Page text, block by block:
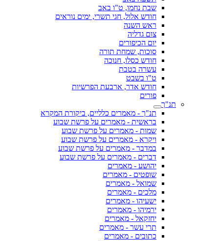
שבת נחמו, ט"ו באב
חודש אלול, חגי תשרי, ימים נוראים
ראש השנה
צום גדליה
יום הכיפורים
סוכות, שמחת תורה
חודש כסלו, חנוכה
עשרה בטבת
ט"ו בשבט
חודש אדר, ארבעת הפרשיות
פורים
תנ"ך
תנ"ך - מאמרים כלליים, ביקורת המקרא
בראשית - מאמרים על פרשת שבוע
שמות - מאמרים על פרשת שבוע
ויקרא - מאמרים על פרשת שבוע
במדבר - מאמרים על פרשת שבוע
דברים - מאמרים על פרשת שבוע
יהושע - מאמרים
שופטים - מאמרים
שמואל - מאמרים
מלכים - מאמרים
ישעיהו - מאמרים
ירמיהו - מאמרים
יחזקאל - מאמרים
תרי עשר - מאמרים
כתובים - מאמרים